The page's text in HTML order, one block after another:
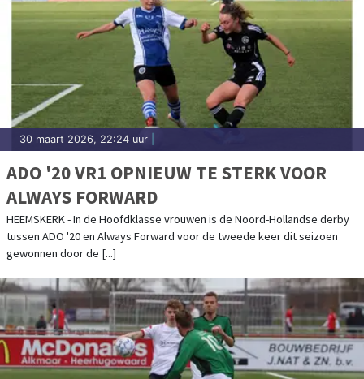
30 maart 2026, 22:24 uur
ADO '20 VR1 OPNIEUW TE STERK VOOR
ALWAYS FORWARD
HEEMSKERK - In de Hoofdklasse vrouwen is de Noord-Hollandse derby
tussen ADO '20 en Always Forward voor de tweede keer dit seizoen
gewonnen door de [...]